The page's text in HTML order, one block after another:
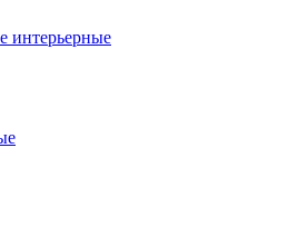
интерьерные